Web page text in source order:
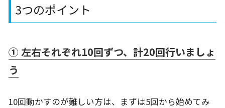
3つのポイント
① 左右それぞれ10回ずつ、計20回行いましょ
う
10回動かすのが難しい方は、まずは5回から始めてみ